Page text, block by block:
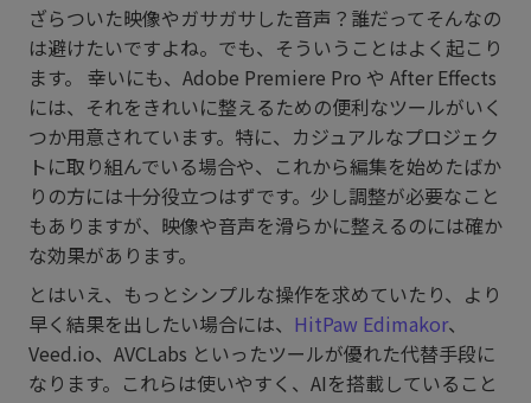
ざらついた映像やガサガサした音声？誰だってそんなの
は避けたいですよね。でも、そういうことはよく起こり
ます。 幸いにも、Adobe Premiere Pro や After Effects
には、それをきれいに整えるための便利なツールがいく
つか用意されています。特に、カジュアルなプロジェク
トに取り組んでいる場合や、これから編集を始めたばか
りの方には十分役立つはずです。少し調整が必要なこと
もありますが、映像や音声を滑らかに整えるのには確か
な効果があります。
とはいえ、もっとシンプルな操作を求めていたり、より
早く結果を出したい場合には、 HitPaw Edimakor、
Veed.io、AVCLabs といったツールが優れた代替手段に
なります。これらは使いやすく、AIを搭載していること